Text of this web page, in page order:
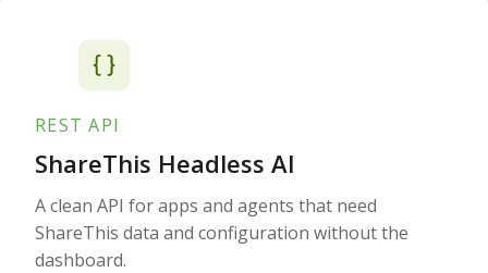
REST API
ShareThis Headless AI
A clean API for apps and agents that need
ShareThis data and configuration without the
dashboard.